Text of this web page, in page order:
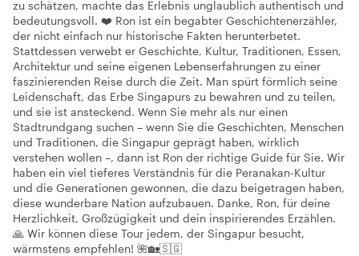
zu schätzen, machte das Erlebnis unglaublich authentisch und
bedeutungsvoll. ❤️ Ron ist ein begabter Geschichtenerzähler,
der nicht einfach nur historische Fakten herunterbetet.
Stattdessen verwebt er Geschichte, Kultur, Traditionen, Essen,
Architektur und seine eigenen Lebenserfahrungen zu einer
faszinierenden Reise durch die Zeit. Man spürt förmlich seine
Leidenschaft, das Erbe Singapurs zu bewahren und zu teilen,
und sie ist ansteckend. Wenn Sie mehr als nur einen
Stadtrundgang suchen – wenn Sie die Geschichten, Menschen
und Traditionen, die Singapur geprägt haben, wirklich
verstehen wollen –, dann ist Ron der richtige Guide für Sie. Wir
haben ein viel tieferes Verständnis für die Peranakan-Kultur
und die Generationen gewonnen, die dazu beigetragen haben,
diese wunderbare Nation aufzubauen. Danke, Ron, für deine
Herzlichkeit, Großzügigkeit und dein inspirierendes Erzählen.
🙏 Wir können diese Tour jedem, der Singapur besucht,
wärmstens empfehlen! 🌺🏡🇸🇬